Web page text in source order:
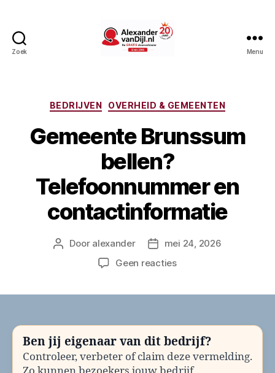
Zoek Menu
Categorieën
BEDRIJVEN OVERHEID & GEMEENTEN
Gemeente Brunssum
bellen?
Telefoonnummer en
contactinformatie
Berichtauteur
Door alexander Berichtdatum
mei 24, 2026
Geen reactiesop
en
contactinformatie
Ben jij eigenaar van dit bedrijf?
Controleer, verbeter of claim deze vermelding.